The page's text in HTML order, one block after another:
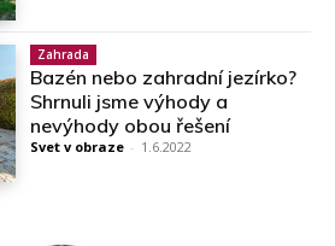
Zahrada
Bazén nebo zahradní jezírko?
Shrnuli jsme výhody a
nevýhody obou řešení
Svet v obraze - 1.6.2022